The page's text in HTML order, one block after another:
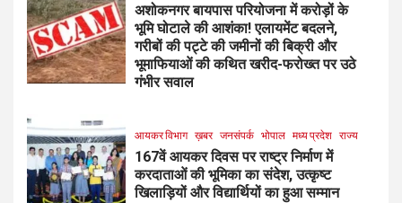
अशोकनगर बायपास परियोजना में करोड़ों के
भूमि घोटाले की आशंका! एलायमेंट बदलने,
गरीबों की पट्टे की जमीनों की बिक्री और
भूमाफियाओं की कथित खरीद-फरोख्त पर उठे
गंभीर सवाल
आयकर विभाग ख़बर जनसंपर्क भोपाल मध्य प्रदेश राज्य
167वें आयकर दिवस पर राष्ट्र निर्माण में
करदाताओं की भूमिका का संदेश, उत्कृष्ट
खिलाड़ियों और विद्यार्थियों का हुआ सम्मान